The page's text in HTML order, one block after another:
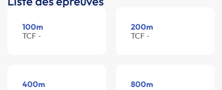
100m
TCF -
200m
TCF -
400m 800m